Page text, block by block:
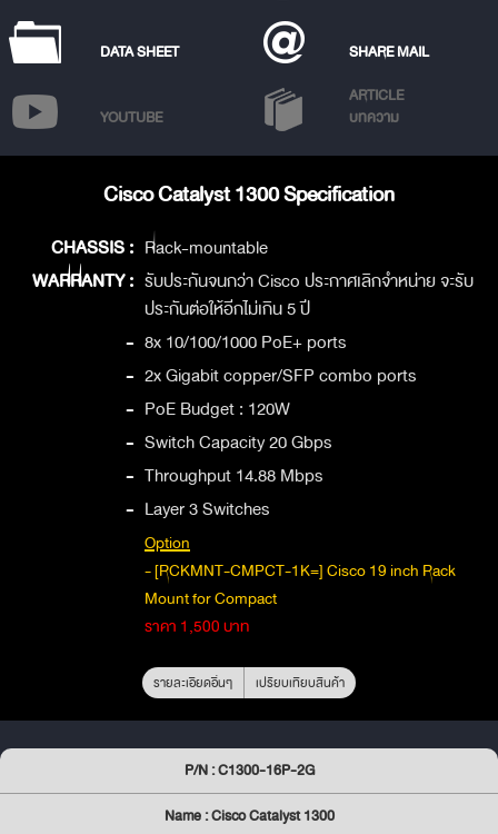
DATA SHEET SHARE MAIL
YOUTUBE
ARTICLE
บทความ
Cisco Catalyst 1300 Specification
CHASSIS : Rack-mountable
WARRANTY : รับประกันจนกว่า Cisco ประกาศเลิกจำหน่าย จะรับ
ประกันต่อให้อีกไม่เกิน 5 ปี
- 8x 10/100/1000 PoE+ ports
- 2x Gigabit copper/SFP combo ports
- PoE Budget : 120W
- Switch Capacity 20 Gbps
- Throughput 14.88 Mbps
- Layer 3 Switches
Option
- [RCKMNT-CMPCT-1K=] Cisco 19 inch Rack
Mount for Compact
ราคา 1,500 บาท
รายละเอียดอื่นๆ เปรียบเทียบสินค้า
P/N : C1300-16P-2G
Name : Cisco Catalyst 1300